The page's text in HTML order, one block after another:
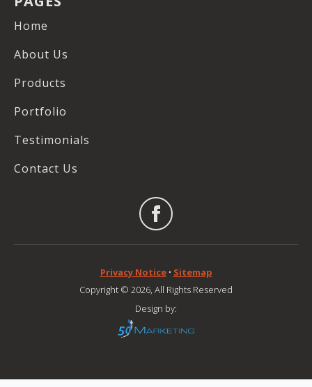
Home
About Us
Products
Portfolio
Testimonials
Contact Us
Privacy Notice• Sitemap
Copyright © 2026, All Rights Reserved
Design by: